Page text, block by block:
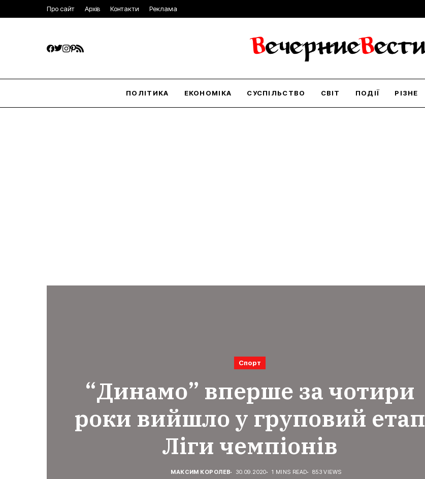
Про сайт Архів Контакти Реклама
ПОЛІТИКА ЕКОНОМІКА СУСПІЛЬСТВО СВІТ ПОДІЇ РІЗНЕ
Спорт
“Динамо” вперше за чотири
роки вийшло у груповий етап
Ліги чемпіонів
МАКСИМ КОРОЛЕВ 30.09.2020 1 MINS READ 853 VIEWS